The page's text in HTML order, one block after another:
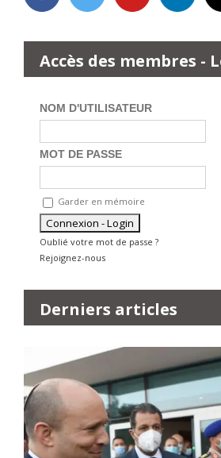
Accès des membres -
NOM D'UTILISATEUR
MOT DE PASSE
Garder en mémoire
Oublié votre mot de passe ?
Rejoignez-nous
Derniers articles